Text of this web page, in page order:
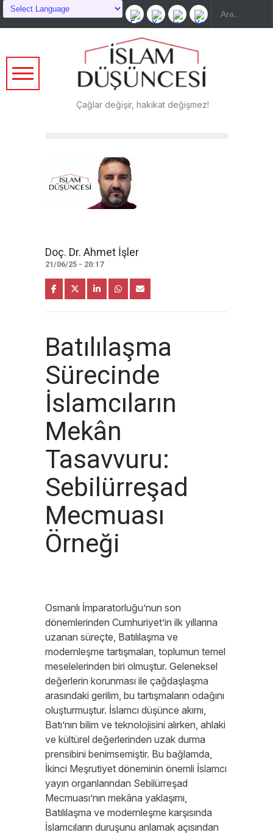
Çağlar değişir, hakikat değişmez!
Doç. Dr. Ahmet İşler
21/06/25 - 20:17
Batılılaşma
Sürecinde
İslamcıların
Mekân
Tasavvuru:
Sebilürreşad
Mecmuası
Örneği
Osmanlı İmparatorluğu’nun son
dönemlerinden Cumhuriyet’in ilk yıllarına
uzanan süreçte, Batılılaşma ve
modernleşme tartışmaları, toplumun temel
meselelerinden biri olmuştur. Geleneksel
değerlerin korunması ile çağdaşlaşma
arasındaki gerilim, bu tartışmaların odağını
oluşturmuştur. İslamcı düşünce akımı,
Batı’nın bilim ve teknolojisini alırken, ahlaki
ve kültürel değerlerinden uzak durma
prensibini benimsemiştir. Bu bağlamda,
İkinci Meşrutiyet döneminin önemli İslamcı
yayın organlarından Sebilürreşad
Mecmuası’nın mekâna yaklaşımı,
Batılılaşma ve modernleşme karşısında
İslamcıların duruşunu anlamak açısından